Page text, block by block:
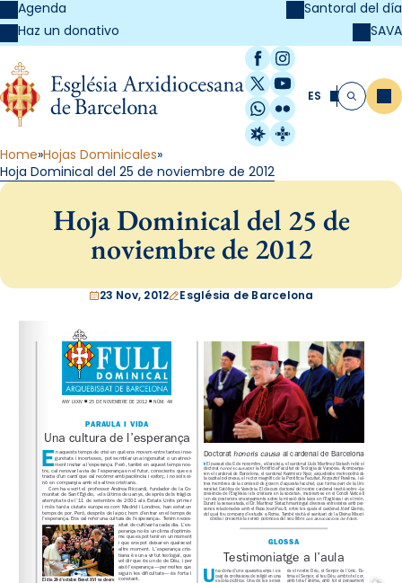
Agenda
Haz un donativo
Santoral del día
SAVA
Facebook
Instagram
X / Twitter
YouTube
WhatsApp
Flickr
Radio Estel
Catalunya
ES Buscar
Home Hojas Dominicales
Hoja Dominical del 25 de noviembre de 2012
Hoja Dominical del 25 de
noviembre de 2012
23 Nov, 2012 Església de Barcelona